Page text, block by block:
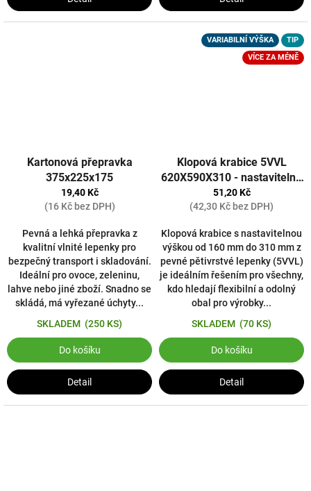
Kartonová přepravka
375x225x175
19,40 Kč
(16 Kč bez DPH)
Pevná a lehká přepravka z
kvalitní vlnité lepenky pro
bezpečný transport i skladování.
Ideální pro ovoce, zeleninu,
lahve nebo jiné zboží. Snadno se
skládá, má vyřezané úchyty...
SKLADEM (250 KS)
Do košíku
Detail
VARIABILNÍ VÝŠKA
TIP
VÍCE ZA MÉNĚ
Klopová krabice 5VVL
620X590X310 - nastavitelná
výška 10 ks
51,20 Kč
(42,30 Kč bez DPH)
Klopová krabice s nastavitelnou
výškou od 160 mm do 310 mm z
pevné pětivrstvé lepenky (5VVL)
je ideálním řešením pro všechny,
kdo hledají flexibilní a odolný
obal pro výrobky...
SKLADEM (70 KS)
Do košíku
Detail